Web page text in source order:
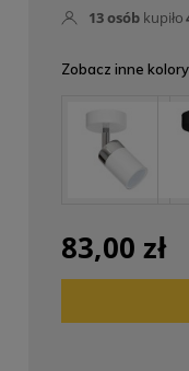
13osób kupiło
Zobacz inne kolory
83,00 zł